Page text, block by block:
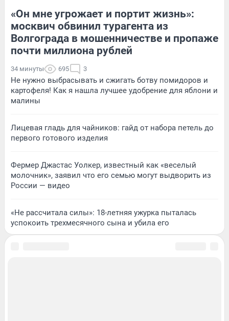
«Он мне угрожает и портит жизнь»:
москвич обвинил турагента из
Волгограда в мошенничестве и пропаже
почти миллиона рублей
34 минуты 695 3
Не нужно выбрасывать и сжигать ботву помидоров и
картофеля! Как я нашла лучшее удобрение для яблони и
малины
Лицевая гладь для чайников: гайд от набора петель до
первого готового изделия
Фермер Джастас Уолкер, известный как «веселый
молочник», заявил что его семью могут выдворить из
России — видео
«Не рассчитала силы»: 18-летняя ужурка пыталась
успокоить трехмесячного сына и убила его